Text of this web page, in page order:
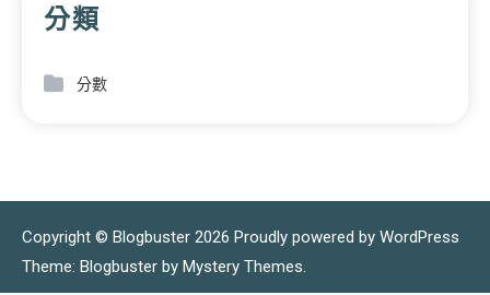
分類
分數
Copyright © Blogbuster 2026 Proudly powered by WordPress
Theme: Blogbuster by Mystery Themes